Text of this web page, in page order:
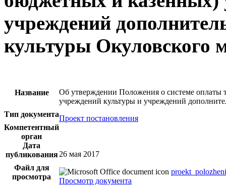
учреждений
культуры Окуловского
Название
Об утверждении Положения о системе
учреждений культуры и учреждений
Тип документаПроект постановления
Компетентный
орган
Дата
публикования 26 мая 2017
Файл для
просмотра
Просмотр документа